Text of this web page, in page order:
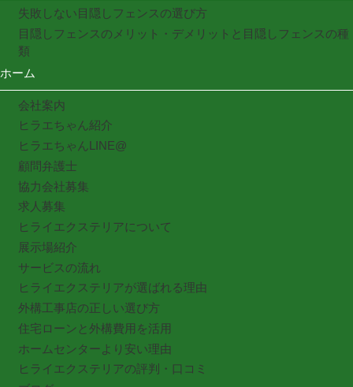
失敗しない目隠しフェンスの選び方
目隠しフェンスのメリット・デメリットと目隠しフェンスの種
類
ホーム
会社案内
ヒラエちゃん紹介
ヒラエちゃんLINE@
顧問弁護士
協力会社募集
求人募集
ヒライエクステリアについて
展示場紹介
サービスの流れ
ヒライエクステリアが選ばれる理由
外構工事店の正しい選び方
住宅ローンと外構費用を活用
ホームセンターより安い理由
ヒライエクステリアの評判・口コミ